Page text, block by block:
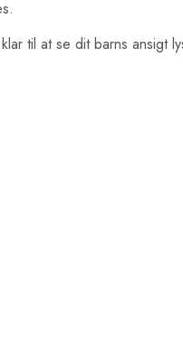
til at se dit barns ansigt